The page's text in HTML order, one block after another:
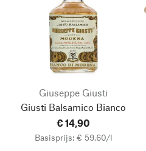
Giuseppe Giusti
Giusti Balsamico Bianco
€ 14,90
Basisprijs: € 59,60/l